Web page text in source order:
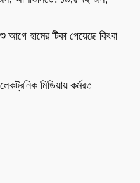
আগে হামের টিকা পেয়েছে কিংবা
মিডিয়ায় কর্মরত